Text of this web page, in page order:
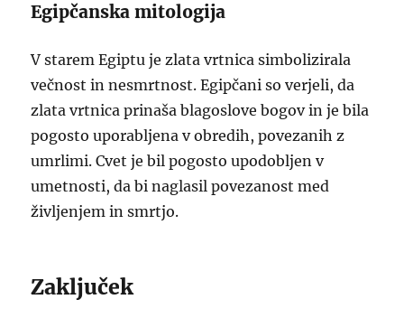
Egipčanska mitologija
V starem Egiptu je zlata vrtnica simbolizirala
večnost in nesmrtnost. Egipčani so verjeli, da
zlata vrtnica prinaša blagoslove bogov in je bila
pogosto uporabljena v obredih, povezanih z
umrlimi. Cvet je bil pogosto upodobljen v
umetnosti, da bi naglasil povezanost med
življenjem in smrtjo.
Zaključek